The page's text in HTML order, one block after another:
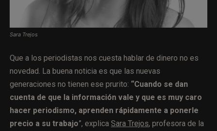
Sara Trejos
Que a los periodistas nos cuesta hablar de dinero no es
novedad. La buena noticia es que las nuevas
generaciones no tienen ese prurito: “Cuando se dan
cuenta de que la información vale y que es muy caro
hacer periodismo, aprenden rápidamente a ponerle
precio a su trabajo”, explica Sara Trejos, profesora de la